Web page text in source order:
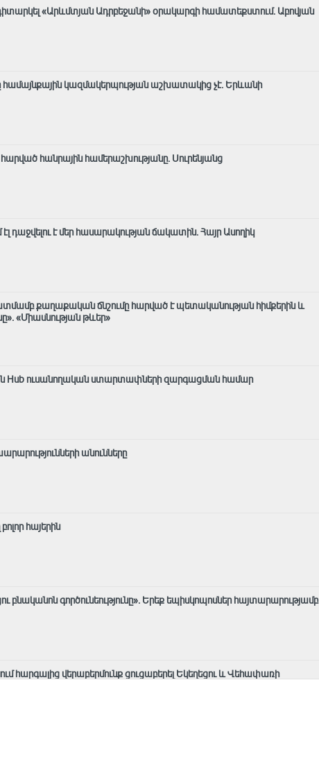
«Արևմտյան Ադրբեջանի» օրակարգի համատեքստում․ Աբովյան
կազմակերպության աշխատակից չէ․ Երևանի
հանրային համերաշխությանը. Սուրենյանց
է մեր հասարակության ճակատին․ Հայր Ասողիկ
քաղաքական ճնշումը հարված է պետականության հիմքերին և
«Միասնության թևեր»
Hub ուսանողական ստարտափների զարգացման համար
անունները
հայերին
բնականոն գործունեությունը»․ Երեք եպիսկոպոսներ հայտարարությամբ
հարգալից վերաբերմունք ցուցաբերել Եկեղեցու և Վեհափառի